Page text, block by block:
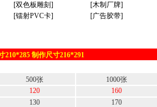
[双色板雕刻]
[木制厂牌]
[镭射PVC卡]
[广告胶带]
210*285 制作尺寸216*291
500张
1000张
120
160
130
170